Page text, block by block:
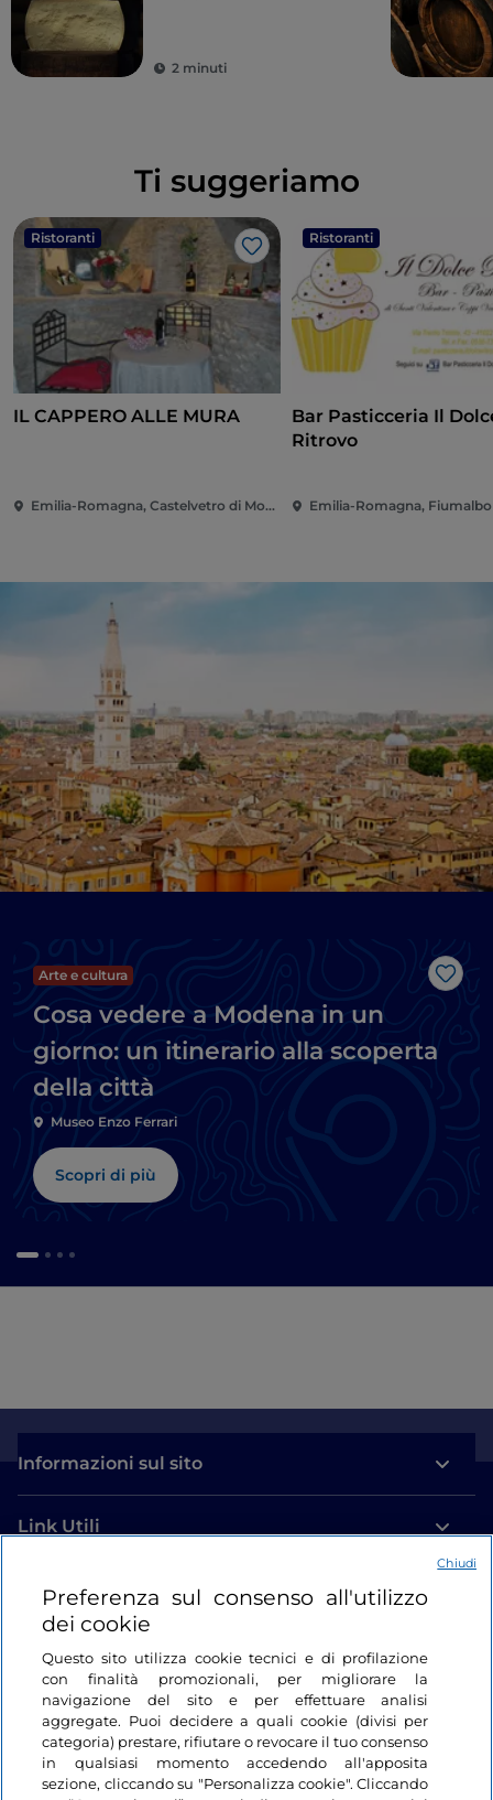
2 minuti
Ti suggeriamo
Ristoranti
Like
IL CAPPERO ALLE MURA
Emilia-Romagna, Castelvetro di Modena
Ristoranti
Bar Pasticceria Il
Ritrovo
Emilia-Romagna, Fiumalbo
Like
Arte e cultura
Cosa vedere a Modena in un
giorno: un itinerario alla scoperta
della città
Museo Enzo Ferrari
Scopri di più
Informazioni sul sito
Link Utili
Login
Restiamo in contatto
Preferenza sul consenso all'utilizzo
dei cookie
Questo sito utilizza cookie tecnici e di profilazione
con finalità promozionali, per migliorare la
navigazione del sito e per effettuare analisi
aggregate. Puoi decidere a quali cookie (divisi per
categoria) prestare, rifiutare o revocare il tuo consenso
in qualsiasi momento accedendo all'apposita
sezione, cliccando su "Personalizza cookie". Cliccando
Chiudi